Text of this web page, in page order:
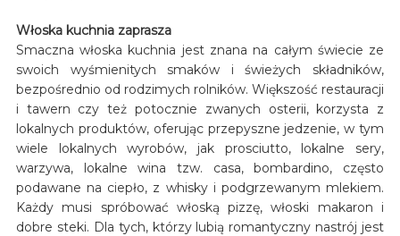
Włoska kuchnia zaprasza
Smaczna włoska kuchnia jest znana na całym świecie ze
swoich wyśmienitych smaków i świeżych składników,
bezpośrednio od rodzimych rolników. Większość restauracji
i tawern czy też potocznie zwanych osterii, korzysta z
lokalnych produktów, oferując przepyszne jedzenie, w tym
wiele lokalnych wyrobów, jak prosciutto, lokalne sery,
warzywa, lokalne wina tzw. casa, bombardino, często
podawane na ciepło, z whisky i podgrzewanym mlekiem.
Każdy musi spróbować włoską pizzę, włoski makaron i
dobre steki. Dla tych, którzy lubią romantyczny nastrój jest